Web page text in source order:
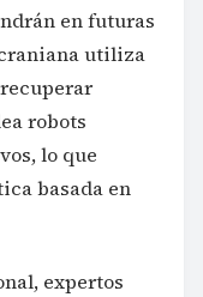
en futuras
utiliza
robots
lo que
basada en
expertos